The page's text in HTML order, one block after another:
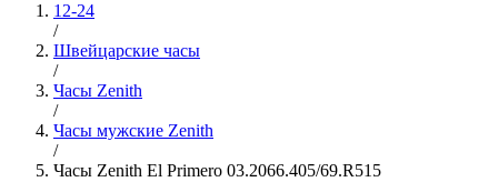
12-24
/
Швейцарские часы
/
Часы Zenith
/
Часы мужские Zenith
/
Часы Zenith El Primero 03.2066.405/69.R515